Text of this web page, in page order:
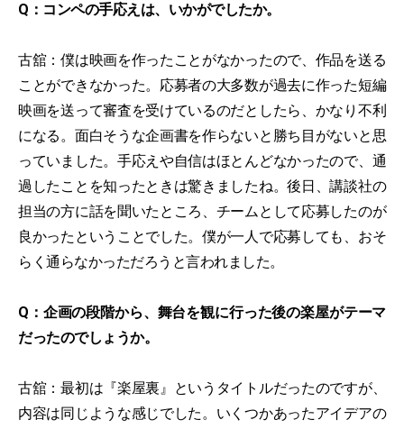
Q：コンペの手応えは、いかがでしたか。
古舘：僕は映画を作ったことがなかったので、作品を送る
ことができなかった。応募者の大多数が過去に作った短編
映画を送って審査を受けているのだとしたら、かなり不利
になる。面白そうな企画書を作らないと勝ち目がないと思
っていました。手応えや自信はほとんどなかったので、通
過したことを知ったときは驚きましたね。後日、講談社の
担当の方に話を聞いたところ、チームとして応募したのが
良かったということでした。僕が一人で応募しても、おそ
らく通らなかっただろうと言われました。
Q：企画の段階から、舞台を観に行った後の楽屋がテーマ
だったのでしょうか。
古舘：最初は『楽屋裏』というタイトルだったのですが、
内容は同じような感じでした。いくつかあったアイデアの